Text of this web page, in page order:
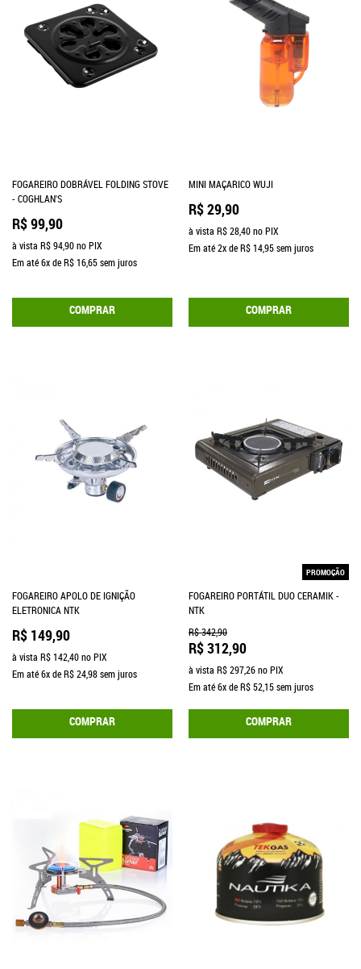
FOGAREIRO DOBRÁVEL FOLDING STOVE
- COGHLAN'S
R$ 99,90
à vista R$ 94,90no PIX
Em até6xdeR$ 16,65sem juros
COMPRAR
MINI MAÇARICO WUJI
R$ 29,90
à vista R$ 28,40no PIX
Em até2xdeR$ 14,95sem juros
COMPRAR
FOGAREIRO APOLO DE IGNIÇÃO
ELETRONICA NTK
R$ 149,90
à vista R$ 142,40no PIX
Em até6xdeR$ 24,98sem juros
COMPRAR
PROMOÇÃO
FOGAREIRO PORTÁTIL DUO CERAMIK -
NTK
R$ 342,90
R$ 312,90
à vista R$ 297,26no PIX
Em até6xdeR$ 52,15sem juros
COMPRAR